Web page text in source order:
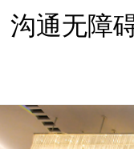
沟通无障